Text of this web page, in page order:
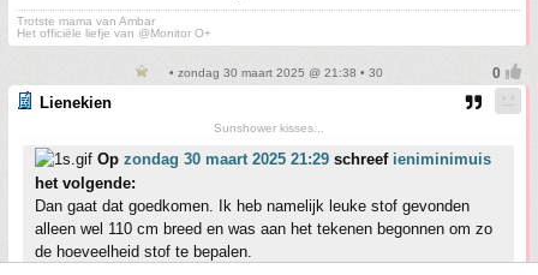
Trotste mama van Ambar
Het officiële liefje van @Monitor O+
• zondag 30 maart 2025 @ 21:38 • 30
Lienekien
Sunshower kisses...
Op zondag 30 maart 2025 21:29 schreef ieniminimuis
het volgende:
Dan gaat dat goedkomen. Ik heb namelijk leuke stof gevonden
alleen wel 110 cm breed en was aan het tekenen begonnen om zo
de hoeveelheid stof te bepalen.